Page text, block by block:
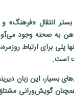
بستر انتقال
به صحنه وجود
پلی برای ارتباط
است.
بسیار، این زبان
گویش‌ورانی